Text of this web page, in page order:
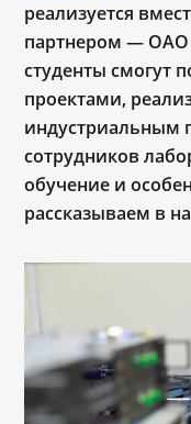
реализуется
партнером — ОАО
студенты смогут
проектами,
индустриальным
сотрудников
обучение и
рассказываем в